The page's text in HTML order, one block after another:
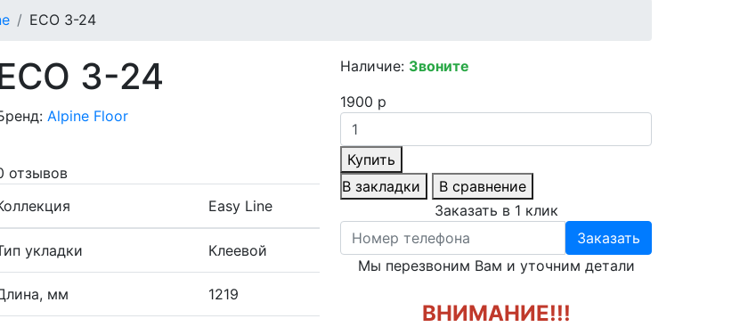
ECO 3-24
3-24
Alpine Floor
отзывов
Easy Line
укладки Клеевой
мм 1219
Наличие: Звоните
1900 р
Купить
В закладки
В сравнение
Заказать в 1 клик
Заказать
Мы перезвоним Вам и уточним детали
ВНИМАНИЕ!!!